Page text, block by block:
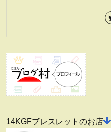
14KGFブレスレットのお店